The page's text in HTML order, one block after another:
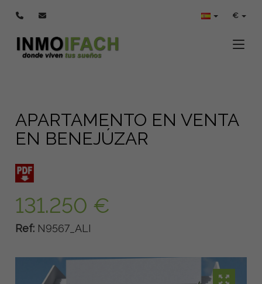
€
APARTAMENTO EN VENTA
EN BENEJÚZAR
131.250 €
Ref: N9567_ALI